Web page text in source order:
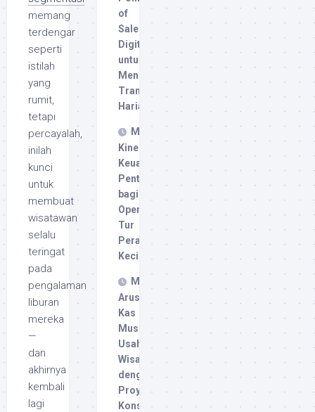
memang
terdengar
seperti
istilah
yang
rumit,
tetapi
percayalah,
inilah
kunci
untuk
membuat
wisatawan
selalu
teringat
pada
pengalaman
liburan
mereka
—
dan
akhirnya
kembali
lagi
of
Sale
Digital
untuk
Meningkatkan
Transaksi
Harian
Metrik
Kinerja
Keuangan
Penting
bagi
Operator
Tur
Perahu
Kecil
Mengelola
Arus
Kas
Musiman
Usaha
Wisata
dengan
Proyeksi
Konservatif